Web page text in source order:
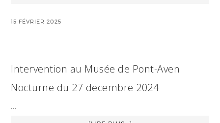
15 FÉVRIER 2025
Intervention au Musée de Pont-Aven
Nocturne du 27 decembre 2024
…